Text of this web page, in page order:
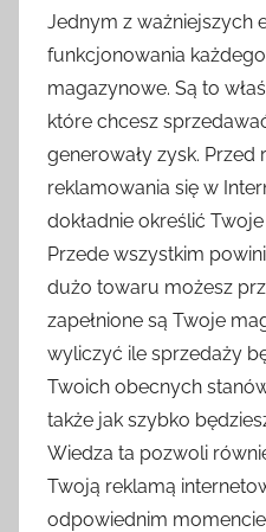
Jednym z ważniejszych
funkcjonowania
magazynowe. Są to
które chcesz
generowały zysk. Przed
reklamowania się w
dokładnie określić
Przede wszystkim
dużo towaru możesz
zapełnione są Twoje
wyliczyć ile sprzedaży
Twoich obecnych
także jak szybko
Wiedza ta pozwoli
Twoją reklamą
odpowiednim